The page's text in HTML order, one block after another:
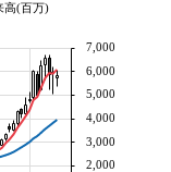
高(百万)
2,000
3,000
4,000
5,000
6,000
7,000